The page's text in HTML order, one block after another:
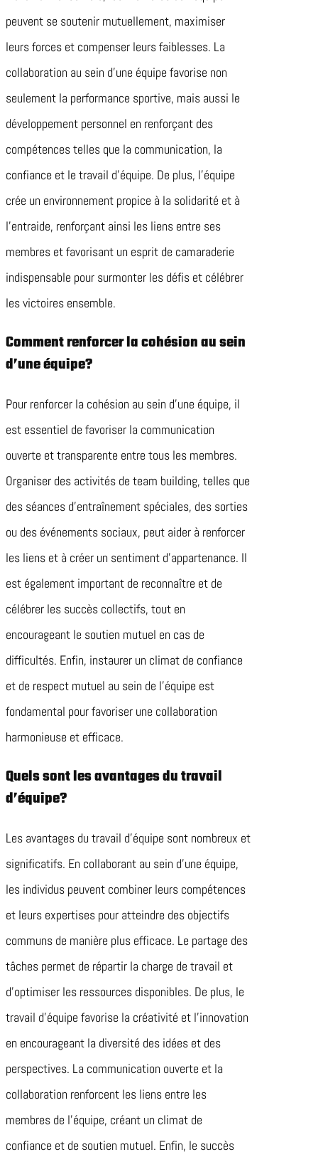
peuvent se soutenir mutuellement, maximiser
leurs forces et compenser leurs faiblesses. La
collaboration au sein d’une équipe favorise non
seulement la performance sportive, mais aussi le
développement personnel en renforçant des
compétences telles que la communication, la
confiance et le travail d’équipe. De plus, l’équipe
crée un environnement propice à la solidarité et à
l’entraide, renforçant ainsi les liens entre ses
membres et favorisant un esprit de camaraderie
indispensable pour surmonter les défis et célébrer
les victoires ensemble.
Comment renforcer la cohésion au sein
d’une équipe?
Pour renforcer la cohésion au sein d’une équipe, il
est essentiel de favoriser la communication
ouverte et transparente entre tous les membres.
Organiser des activités de team building, telles que
des séances d’entraînement spéciales, des sorties
ou des événements sociaux, peut aider à renforcer
les liens et à créer un sentiment d’appartenance. Il
est également important de reconnaître et de
célébrer les succès collectifs, tout en
encourageant le soutien mutuel en cas de
difficultés. Enfin, instaurer un climat de confiance
et de respect mutuel au sein de l’équipe est
fondamental pour favoriser une collaboration
harmonieuse et efficace.
Quels sont les avantages du travail
d’équipe?
Les avantages du travail d’équipe sont nombreux et
significatifs. En collaborant au sein d’une équipe,
les individus peuvent combiner leurs compétences
et leurs expertises pour atteindre des objectifs
communs de manière plus efficace. Le partage des
tâches permet de répartir la charge de travail et
d’optimiser les ressources disponibles. De plus, le
travail d’équipe favorise la créativité et l’innovation
en encourageant la diversité des idées et des
perspectives. La communication ouverte et la
collaboration renforcent les liens entre les
membres de l’équipe, créant un climat de
confiance et de soutien mutuel. Enfin, le succès